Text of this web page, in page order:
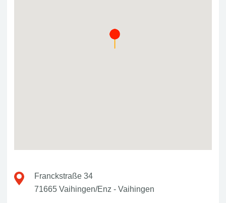
Franckstraße 34
71665 Vaihingen/Enz - Vaihingen